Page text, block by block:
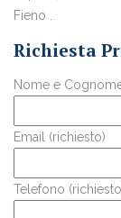
Fieno .
Richiesta
Nome e
Email (richiesto)
Telefono